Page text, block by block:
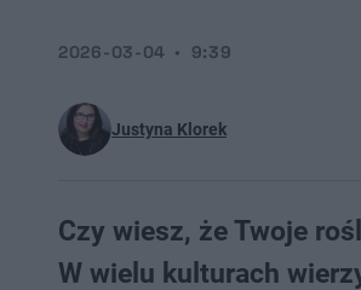
Justyna Klorek
2026-03-04 9:39
Czy wiesz, że Twoje
W wielu kulturach